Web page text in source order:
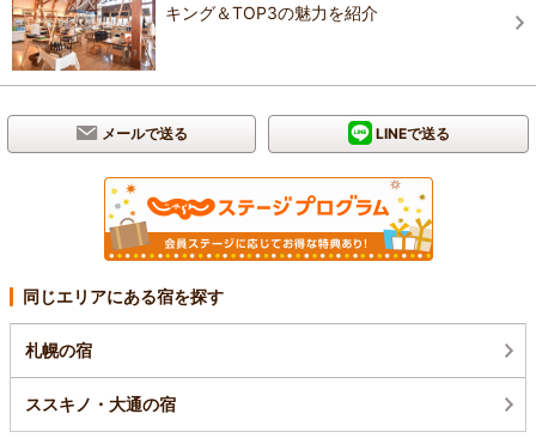
キング＆TOP3の魅力を紹介
メールで送る LINEで送る
同じエリアにある宿を探す
札幌の宿
ススキノ・大通の宿